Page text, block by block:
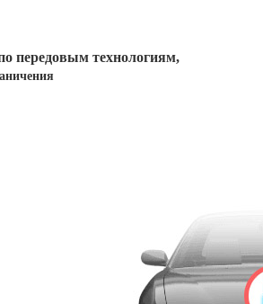
передовым технологиям,